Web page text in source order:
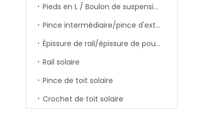
Pieds en L / Boulon de suspension
Pince intermédiaire/pince d'extrémité/pince de rail
Épissure de rail/épissure de poutre
Rail solaire
Pince de toit solaire
Crochet de toit solaire